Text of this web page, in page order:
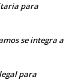
para
se integra a
para